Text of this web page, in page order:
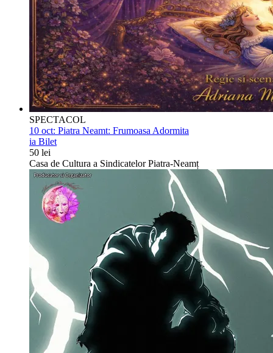
SPECTACOL
10 oct: Piatra Neamt: Frumoasa Adormita
ia Bilet
50 lei
Casa de Cultura a Sindicatelor Piatra-Neamț